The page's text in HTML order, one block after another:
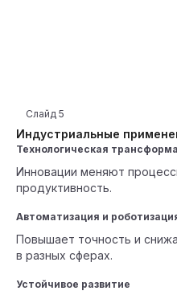
Индустриальные
Слайд 5
Технологическая
Инновации меняют
продуктивность.
Автоматизация и
Повышает точность и
в разных сферах.
Устойчивое развитие